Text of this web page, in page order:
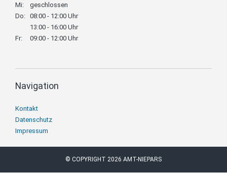
Mi:
geschlossen
Do: 08:00 - 12:00 Uhr
13:00 - 16:00 Uhr
Fr:
09:00 - 12:00 Uhr
Navigation
Navigation
überspringen
Kontakt
Datenschutz
Impressum
© COPYRIGHT 2026 AMT-NIEPARS